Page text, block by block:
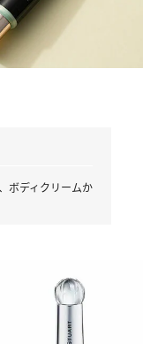
ボディクリームか